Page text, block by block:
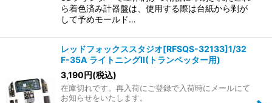
ら着色済み計器盤は、使用する際は台紙から剥が
して予めモールド…
レッドフォックススタジオ[RFSQS-32133]1/32
F-35A ライトニングII(トランペッター用)
3,190円(税込)
在庫切れです。再入荷にご登録で入荷時にメールにて
お知らせをいたします。